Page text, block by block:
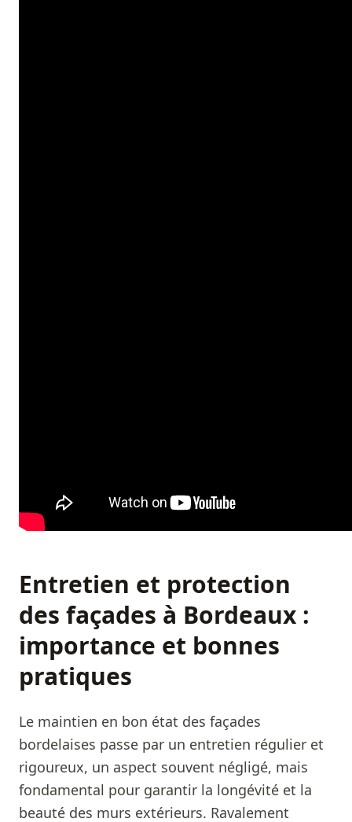
Entretien et protection
des façades à Bordeaux :
importance et bonnes
pratiques
Le maintien en bon état des façades
bordelaises passe par un entretien régulier et
rigoureux, un aspect souvent négligé, mais
fondamental pour garantir la longévité et la
beauté des murs extérieurs. Ravalement